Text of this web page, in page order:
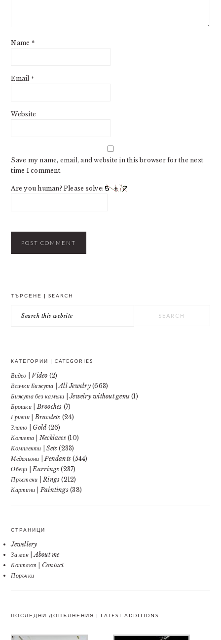
Name *
Email *
Website
Save my name, email, and website in this browser for the next
time I comment.
Are you human? Please solve:
ТЪРСЕНЕ | SEARCH
this
КАТЕГОРИИ | CATEGORIES
Видео | Video (2)
Всички Бижута | All Jewelry(663)
Бижута без камъни | Jewelry without gems (1)
Брошки | Brooches (7)
Гривни | Bracelets (24)
Злато | Gold (26)
Колиета | Necklaces(10)
Комплекти | Sets (233)
Медальони | Pendants (544)
Обеци | Earrings (237)
Пръстени | Rings (212)
Картини | Paintings(38)
СТРАНИЦИ
Jewellery
За мен | About me
Контакт | Contact
Поръчки
ПОСЛЕДНИ ДОПЪЛНЕНИЯ | LATEST ADDITIONS